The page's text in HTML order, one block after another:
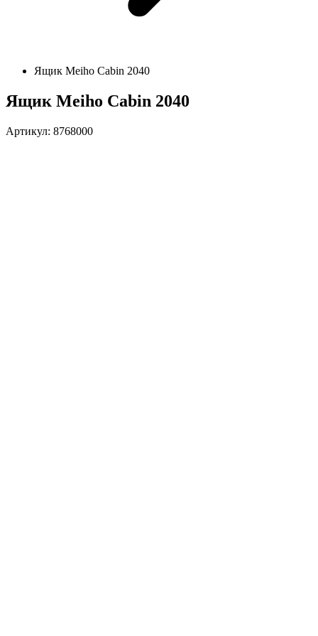
Ящик Meiho Cabin 2040
Ящик Meiho Cabin 2040
Артикул: 8768000